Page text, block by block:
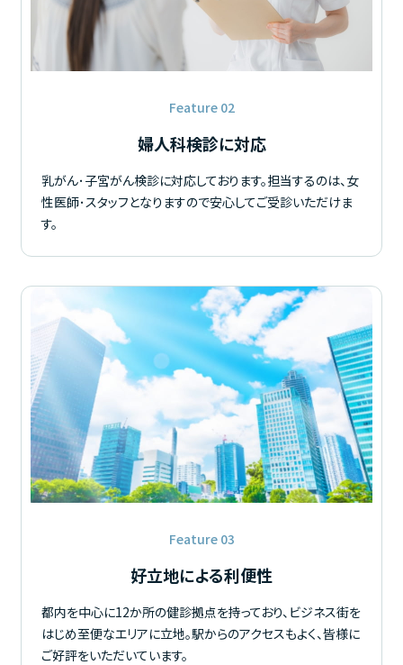
Feature 02
婦人科検診に対応
乳がん･子宮がん検診に対応しております。担当するのは、女
性医師･スタッフとなりますので安心してご受診いただけま
す。
Feature 03
好立地による利便性
都内を中心に12か所の健診拠点を持っており、ビジネス街を
はじめ至便なエリアに立地。駅からのアクセスもよく、皆様に
ご好評をいただいています。